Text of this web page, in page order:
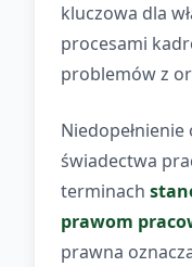
kluczowa dla
procesami
problemów z
świadectwa
terminach
prawom
prawna